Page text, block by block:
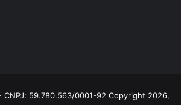
59.780.563/0001-92 Copyright 2026,